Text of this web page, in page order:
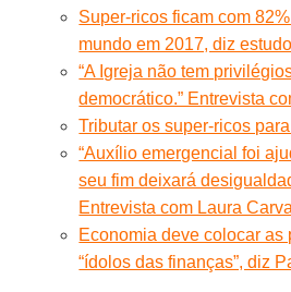
Super-ricos ficam com
mundo em 2017, diz estudo
“A Igreja não tem
democrático.” Entrevista
Tributar os super-ricos
“Auxílio emergencial foi
seu fim deixará
Entrevista com Laura
Economia deve colocar as
“ídolos das finanças”, diz